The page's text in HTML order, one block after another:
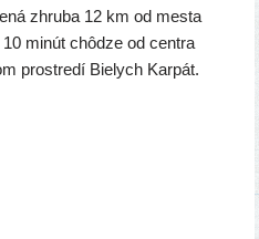
zhru­ba 12 km od mes­ta
minút chô­dze od cen­tra
pro­stre­dí Bielych Karpát.